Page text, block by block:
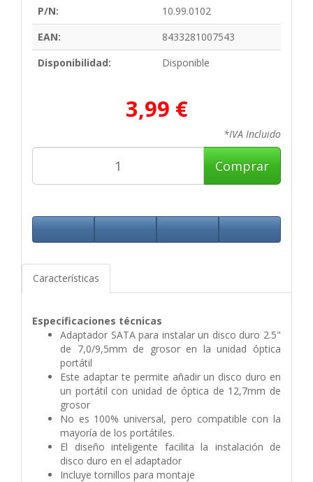
P/N:
10.99.0102
EAN:
8433281007543
Disponibilidad:
Disponible
3,99 €
*IVA Incluido
Comprar
Características
Especificaciones técnicas
Adaptador SATA para instalar un disco duro 2.5"
de 7,0/9,5mm de grosor en la unidad óptica
portátil
Este adaptar te permite añadir un disco duro en
un portátil con unidad de óptica de 12,7mm de
grosor
No es 100% universal, pero compatible con la
mayoría de los portátiles.
El diseño inteligente facilita la instalación de
disco duro en el adaptador
Incluye tornillos para montaje